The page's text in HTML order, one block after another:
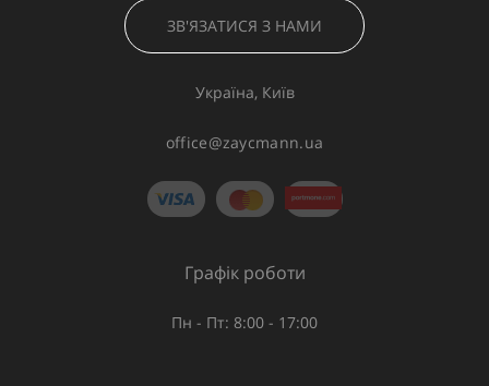
ЗВ'ЯЗАТИСЯ З НАМИ
Україна, Київ
office@zaycmann.ua
Графік роботи
Пн - Пт: 8:00 - 17:00